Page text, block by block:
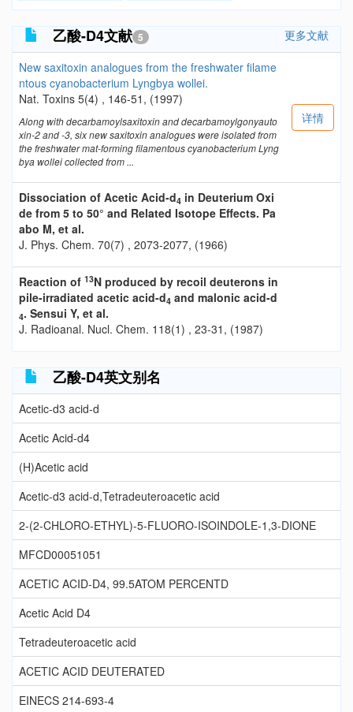
乙酸-D4文献 5 更多文献
New saxitoxin analogues from the freshwater filame
ntous cyanobacterium Lyngbya wollei.
Nat. Toxins 5(4) , 146-51, (1997)
Along with decarbamoylsaxitoxin and decarbamoylgonyauto
xin-2 and -3, six new saxitoxin analogues were isolated from
the freshwater mat-forming filamentous cyanobacterium Lyng
bya wollei collected from ...
详情
Dissociation of Acetic Acid-d4 in Deuterium Oxi
de from 5 to 50° and Related Isotope Effects. Pa
abo M, et al.
J. Phys. Chem. 70(7) , 2073-2077, (1966)
Reaction of 13N produced by recoil deuterons in
pile-irradiated acetic acid-d4 and malonic acid-d
4. Sensui Y, et al.
J. Radioanal. Nucl. Chem. 118(1) , 23-31, (1987)
乙酸-D4英文别名
Acetic-d3 acid-d
Acetic Acid-d4
(H)Acetic acid
Acetic-d3 acid-d,Tetradeuteroacetic acid
2-(2-CHLORO-ETHYL)-5-FLUORO-ISOINDOLE-1,3-DIONE
MFCD00051051
ACETIC ACID-D4, 99.5ATOM PERCENTD
Acetic Acid D4
Tetradeuteroacetic acid
ACETIC ACID DEUTERATED
EINECS 214-693-4